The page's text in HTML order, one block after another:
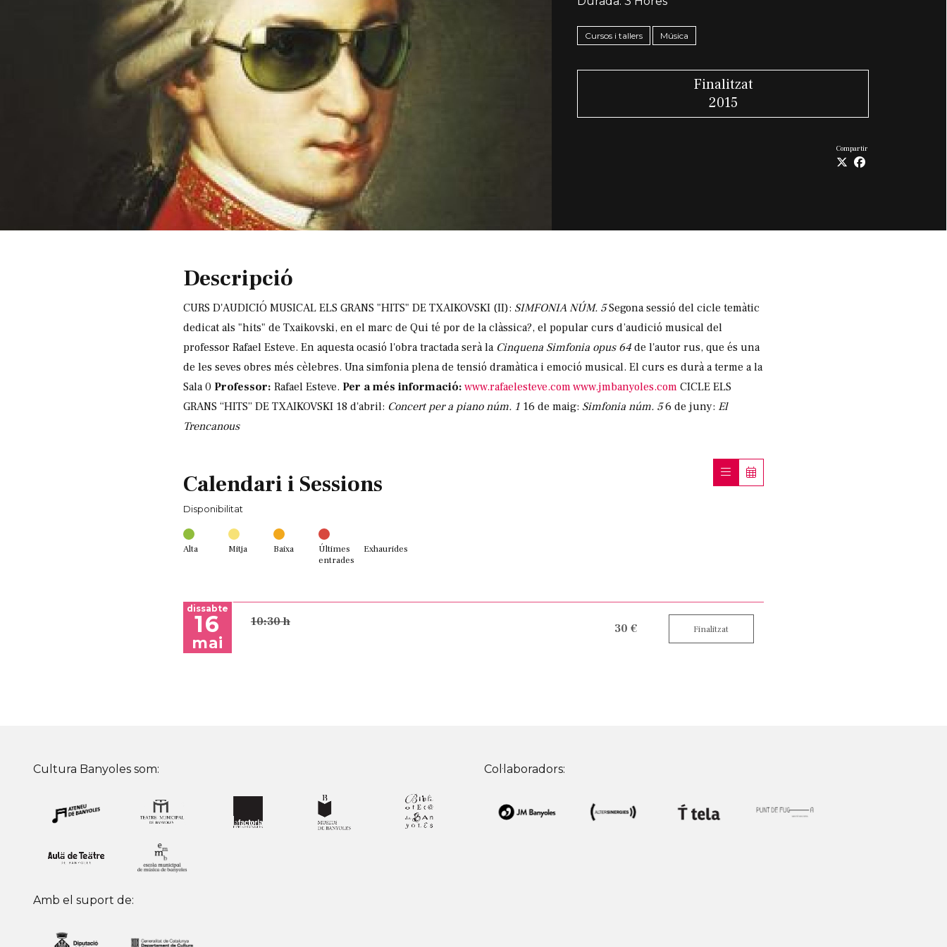
Cursos i tallers Música
Finalitzat
2015
Compartir
Descripció
CURS D'AUDICIÓ MUSICAL ELS GRANS "HITS" DE TXAIKOVSKI (II): SIMFONIA NÚM. 5Segona sessió del cicle temàtic
dedicat als "hits" de Txaikovski, en el marc de Qui té por de la clàssica?, el popular curs d’audició musical del
professor Rafael Esteve. En aquesta ocasió l'obra tractada serà la Cinquena Simfonia opus 64 de l'autor rus, que és una
de les seves obres més cèlebres. Una simfonia plena de tensió dramàtica i emoció musical. El curs es durà a terme a la
Sala 0 Professor: Rafael Esteve. Per a més informació: www.rafaelesteve.comwww.jmbanyoles.com CICLE ELS
GRANS “HITS” DE TXAIKOVSKI 18 d'abril: Concert per a piano núm. 1 16 de maig: Simfonia núm. 56 de juny: El
Trencanous
Calendari i Sessions
Disponibilitat
Alta Mitja Baixa
Últimes
entrades
Exhaurides
dissabte
16
mai
10:30 h 30 € Finalitzat
Cultura Banyoles som:
Amb el suport de:
Col·laboradors: